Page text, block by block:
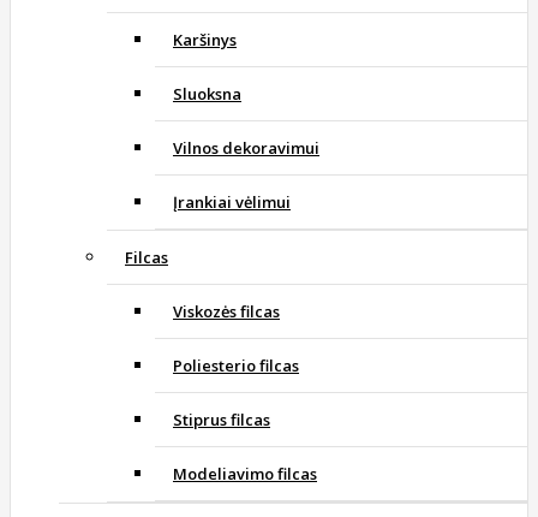
Karšinys
Sluoksna
Vilnos dekoravimui
Įrankiai vėlimui
Filcas
Viskozės filcas
Poliesterio filcas
Stiprus filcas
Modeliavimo filcas